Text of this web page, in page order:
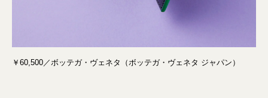
￥60,500／ボッテガ・ヴェネタ（ボッテガ・ヴェネタ ジャパン）